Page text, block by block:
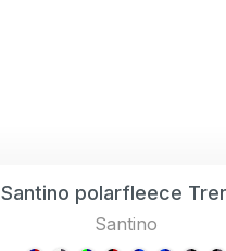
Santino polarfleece
Santino